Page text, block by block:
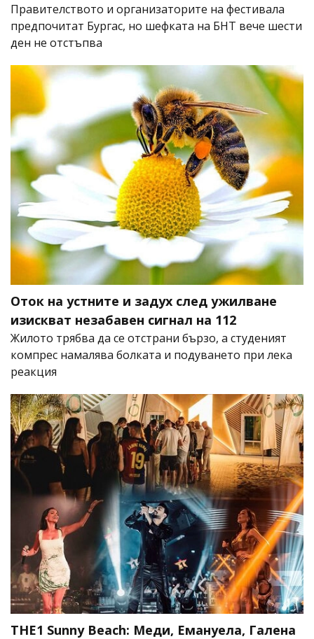
Правителството и организаторите на фестивала
предпочитат Бургас, но шефката на БНТ вече шести
ден не отстъпва
Оток на устните и задух след ужилване
изискват незабавен сигнал на 112
Жилото трябва да се отстрани бързо, а студеният
компрес намалява болката и подуването при лека
реакция
THE1 Sunny Beach: Меди, Емануела, Галена